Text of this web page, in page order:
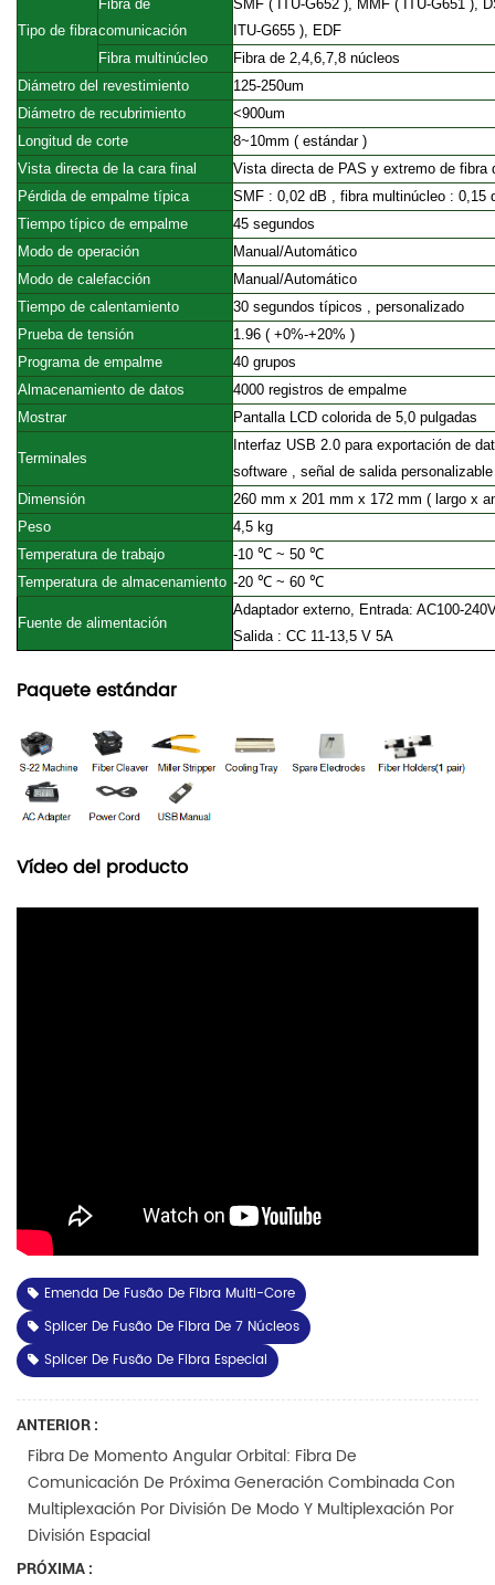
Tipo de fibra
Fibra de
comunicación
SMF ( ITU-G652 ), MMF ( ITU-G651 ),
ITU-G655 ), EDF
Fibra multinúcleo
Fibra de 2,4,6,7,8 núcleos
Diámetro del revestimiento
125-250um
Diámetro de recubrimiento
<900um
Longitud de corte
8~10mm ( estándar )
Vista directa de la cara final
Vista directa de PAS y extremo de fibra
Pérdida de empalme típica
SMF : 0,02 dB , fibra multinúcleo : 0,15
Tiempo típico de empalme
45 segundos
Modo de operación
Manual/Automático
Modo de calefacción
Manual/Automático
Tiempo de calentamiento
30 segundos típicos , personalizado
Prueba de tensión
1.96 ( +0%-+20% )
Programa de empalme
40 grupos
Almacenamiento de datos
4000 registros de empalme
Mostrar
Pantalla LCD colorida de 5,0 pulgadas
Terminales
Interfaz USB 2.0 para exportación de
software , señal de salida personalizable
Dimensión
260 mm x 201 mm x 172 mm ( largo x
Peso
4,5 kg
Temperatura de trabajo
-10 ℃ ~ 50 ℃
Temperatura de almacenamiento -20 ℃ ~ 60 ℃
Fuente de alimentación
Adaptador externo, Entrada: AC100-
Salida : CC 11-13,5 V 5A
Paquete estándar
Vídeo del producto
Emenda De Fusão De Fibra Multi-Core
Splicer De Fusão De Fibra De 7 Núcleos
Splicer De Fusão De Fibra Especial
ANTERIOR :
Fibra De Momento Angular Orbital: Fibra De
Comunicación De Próxima Generación Combinada Con
Multiplexación Por División De Modo Y Multiplexación Por
División Espacial
PRÓXIMA :